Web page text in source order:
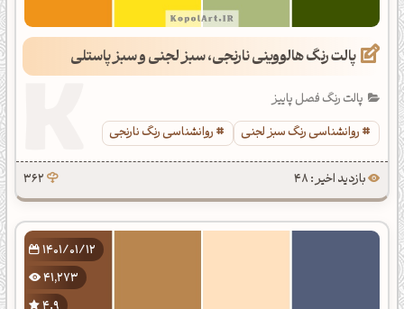
پالت رنگ هالووینی نارنجی، سبز لجنی و سبز پاستلی
پالت رنگ فصل پاییز
روانشناسی رنگ سبز لجنی
روانشناسی رنگ نارنجی
بازدید اخیر : 48 362
1401/01/12
41,273